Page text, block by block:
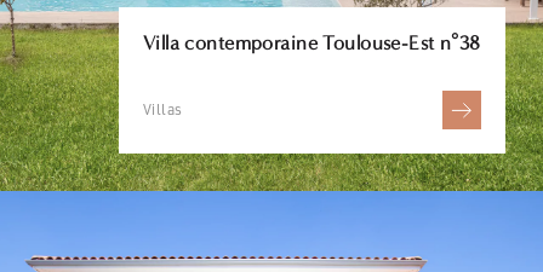
Villa contemporaine Toulouse-Est n°38
Villas